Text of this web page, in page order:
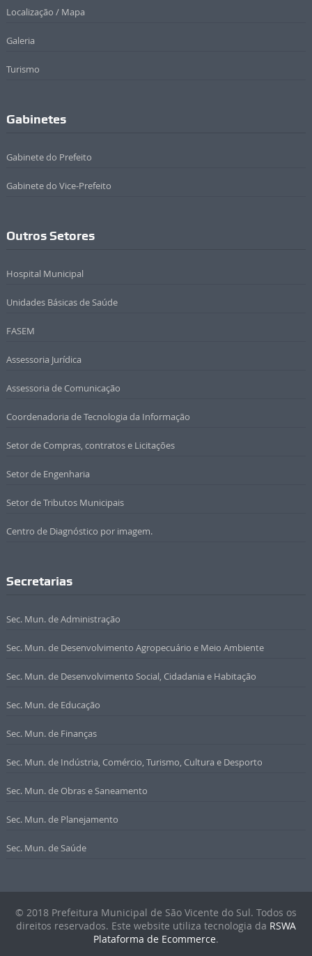
Localização / Mapa
Galeria
Turismo
Gabinetes
Gabinete do Prefeito
Gabinete do Vice-Prefeito
Outros Setores
Hospital Municipal
Unidades Básicas de Saúde
FASEM
Assessoria Jurídica
Assessoria de Comunicação
Coordenadoria de Tecnologia da Informação
Setor de Compras, contratos e Licitações
Setor de Engenharia
Setor de Tributos Municipais
Centro de Diagnóstico por imagem.
Secretarias
Sec. Mun. de Administração
Sec. Mun. de Desenvolvimento Agropecuário e Meio Ambiente
Sec. Mun. de Desenvolvimento Social, Cidadania e Habitação
Sec. Mun. de Educação
Sec. Mun. de Finanças
Sec. Mun. de Indústria, Comércio, Turismo, Cultura e Desporto
Sec. Mun. de Obras e Saneamento
Sec. Mun. de Planejamento
Sec. Mun. de Saúde
© 2018 Prefeitura Municipal de São Vicente do Sul. Todos os
direitos reservados. Este website utiliza tecnologia da RSWA
Plataforma de Ecommerce.